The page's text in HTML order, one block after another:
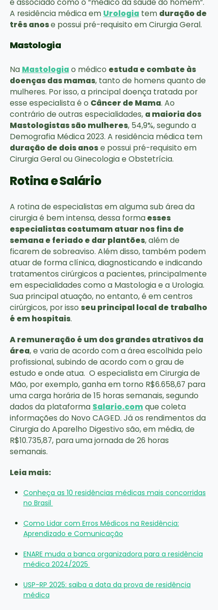
A residência médica em Urologia tem duração de
três anose possui pré-requisito em Cirurgia Geral.
Mastologia
Na Mastologia o médico estuda e combate às
doenças das mamas, tanto de homens quanto de
mulheres. Por isso, a principal doença tratada por
esse especialista é o Câncer de Mama. Ao
contrário de outras especialidades, a maioria dos
Mastologistas são mulheres, 54,9%, segundo a
Demografia Médica 2023. A residência médica tem
duração de dois anose possui pré-requisito em
Cirurgia Geral ou Ginecologia e Obstetrícia.
Rotina e Salário
A rotina de especialistas em alguma sub área da
cirurgia é bem intensa, dessa formaesses
especialistas costumam atuar nos fins de
semana e feriado e dar plantões, além de
ficarem de sobreaviso. Além disso, também podem
atuar de forma clínica, diagnosticando e indicando
tratamentos cirúrgicos a pacientes, principalmente
em especialidades como a Mastologia e a Urologia.
Sua principal atuação, no entanto, é em centros
cirúrgicos, por isso seu principal local de trabalho
é em hospitais.
A remuneração é um dos grandes atrativos da
área, e varia de acordo com a área escolhida pelo
profissional, subindo de acordo com o grau de
estudo e onde atua. O especialista em Cirurgia de
Mão, por exemplo, ganha em torno R$6.658,67 para
uma carga horária de 15 horas semanais, segundo
dados da plataforma Salario.com que coleta
informações do Novo CAGED. Já os rendimentos da
Cirurgia do Aparelho Digestivo são, em média, de
R$10.735,87, para uma jornada de 26 horas
semanais.
Leia mais:
Conheça as 10 residências médicas mais concorridas
no Brasil
Como Lidar com Erros Médicos na Residência:
Aprendizado e Comunicação
ENARE muda a banca organizadora para a residência
médica 2024/2025
USP-RP 2025: saiba a data da prova de residência
médica